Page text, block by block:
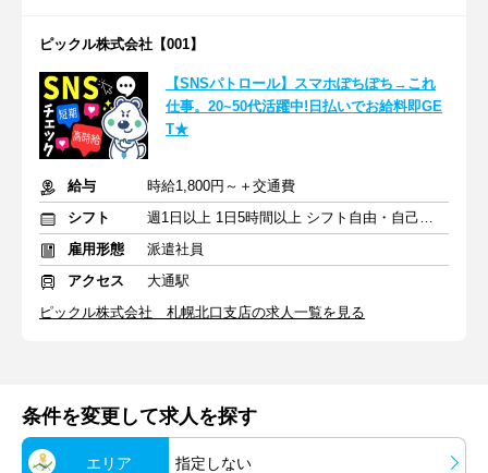
ピックル株式会社【001】
【SNSパトロール】スマホぽちぽち→これ
仕事。20~50代活躍中!日払いでお給料即GE
T★
給与
時給1,800円～＋交通費
シフト
週1日以上 1日5時間以上 シフト自由・自己申告
雇用形態
派遣社員
アクセス
大通駅
ピックル株式会社 札幌北口支店の求人一覧を見る
条件を変更して求人を探す
エリア 指定しない